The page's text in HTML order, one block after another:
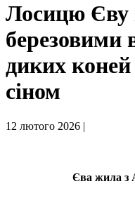
Лосицю Єву
березовими
диких коней
сіном
12 лютого 2026 |
Єва жила з